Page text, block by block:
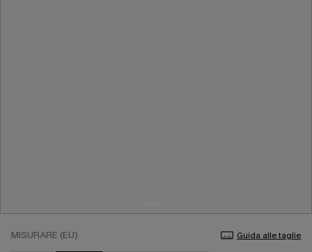
MISURARE (EU) Guida alle taglie